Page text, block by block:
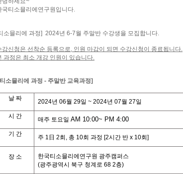
국티소믈리에연구원입니다.
소믈리에 과정] 2024년 6-7월 주말반 수강생을 모집합니다.
강신청은 선착순 등록으로, 인원 마감이 되면 수강신청이 종료됩니다.
과정은 최소 개강 인원이 있습니다.
티소믈리에 과정 - 주말반 교육과정]
날 짜 2024년 06월 29일 ~ 2024년 07월 27일
시 간 매주 토요일 AM 10:00~ PM 4:00
기 간 주 1 日 2회 , 총 10회 과정 [2시간 반x 10회 ]
장 소 한국티소믈리에연구원 광주캠퍼스
(광주광역시 북구 청계로 68 2층)